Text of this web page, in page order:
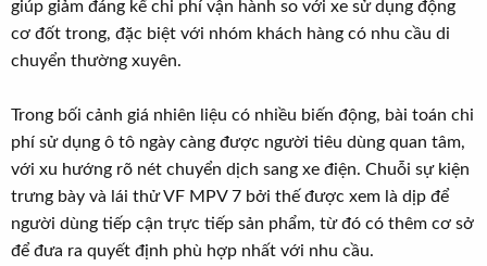
giúp giảm đáng kể chi phí vận hành so với xe sử dụng động
cơ đốt trong, đặc biệt với nhóm khách hàng có nhu cầu di
chuyển thường xuyên.
Trong bối cảnh giá nhiên liệu có nhiều biến động, bài toán chi
phí sử dụng ô tô ngày càng được người tiêu dùng quan tâm,
với xu hướng rõ nét chuyển dịch sang xe điện. Chuỗi sự kiện
trưng bày và lái thử VF MPV 7 bởi thế được xem là dịp để
người dùng tiếp cận trực tiếp sản phẩm, từ đó có thêm cơ sở
để đưa ra quyết định phù hợp nhất với nhu cầu.